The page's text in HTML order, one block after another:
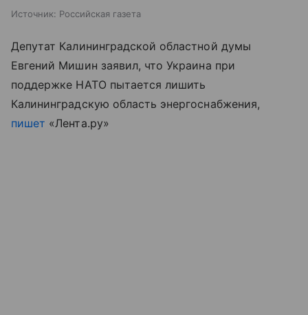
Источник: Российская газета
Депутат Калининградской областной думы
Евгений Мишин заявил, что Украина при
поддержке НАТО пытается лишить
Калининградскую область энергоснабжения,
пишет «Лента.ру»